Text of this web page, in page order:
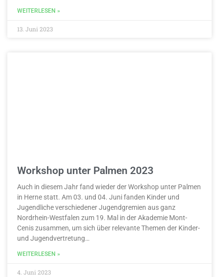
WEITERLESEN »
13. Juni 2023
Workshop unter Palmen 2023
Auch in diesem Jahr fand wieder der Workshop unter Palmen
in Herne statt. Am 03. und 04. Juni fanden Kinder und
Jugendliche verschiedener Jugendgremien aus ganz
Nordrhein-Westfalen zum 19. Mal in der Akademie Mont-
Cenis zusammen, um sich über relevante Themen der Kinder-
und Jugendvertretung…
WEITERLESEN »
4. Juni 2023